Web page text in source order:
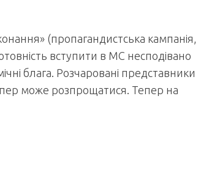
(пропагандистська кампанія,
вступити в МС несподівано
блага. Розчаровані представники
може розпрощатися. Тепер на